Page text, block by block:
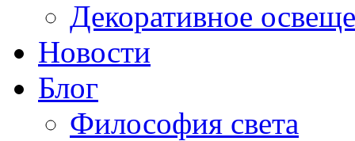
Декоративное
Новости
Блог
Философия света